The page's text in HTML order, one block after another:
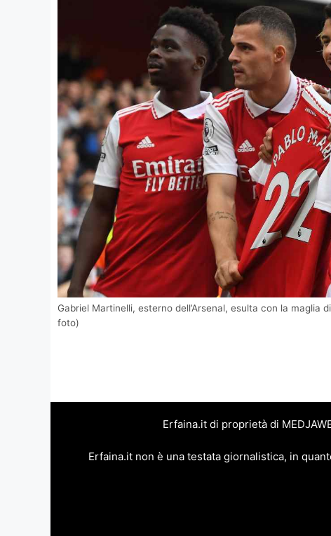
Gabriel Martinelli, esterno dell’Arsenal, esulta con la
foto)
Erfaina.it di proprietà di
Erfaina.it non è una testata giornalistica, in